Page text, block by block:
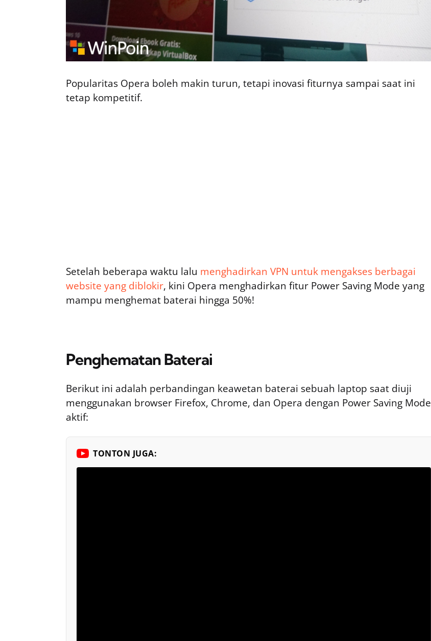
Popularitas Opera boleh makin turun, tetapi inovasi fiturnya sampai saat ini
tetap kompetitif.
Setelah beberapa waktu lalu menghadirkan VPN untuk mengakses berbagai
website yang diblokir, kini Opera menghadirkan fitur Power Saving Mode yang
mampu menghemat baterai hingga 50%!
Penghematan Baterai
Berikut ini adalah perbandingan keawetan baterai sebuah laptop saat diuji
menggunakan browser Firefox, Chrome, dan Opera dengan Power Saving Mode
aktif:
TONTON JUGA: